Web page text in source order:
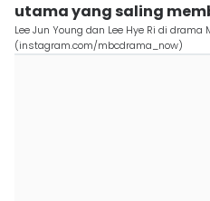
utama yang saling
Lee Jun Young dan Lee Hye Ri di drama
(instagram.com/mbcdrama_now)